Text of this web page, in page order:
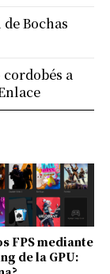
FPS mediante
de la GPU:
Bochas
a